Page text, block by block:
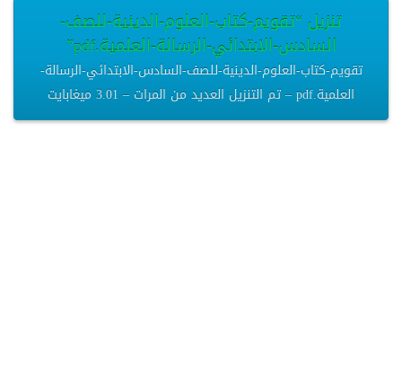
تنزيل “تقويم-كتاب-العلوم-الدينية-للصف-
السادس-الابتدائي-الرسالة-العلمية.pdf”
تقويم-كتاب-العلوم-الدينية-للصف-السادس-الابتدائي-الرسالة-
العلمية.pdf – تم التنزيل العديد من المرات – 3.01 ميغابايت